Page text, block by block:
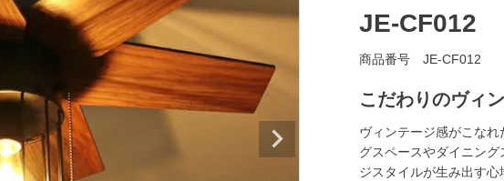
JE-CF012
商品番号 JE-CF012
こだわりのヴィ
ヴィンテージ感がこな
グスペースやダイニン
ジスタイルが生み出す